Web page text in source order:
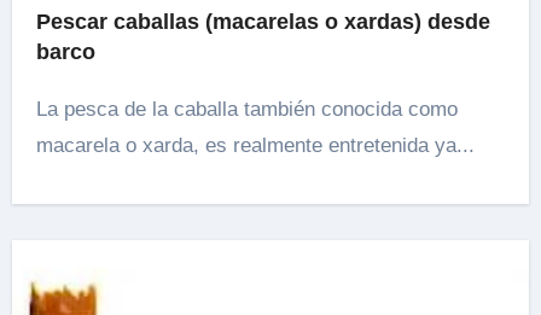
Pescar caballas (macarelas o xardas) desde
barco
La pesca de la caballa también conocida como
macarela o xarda, es realmente entretenida ya...